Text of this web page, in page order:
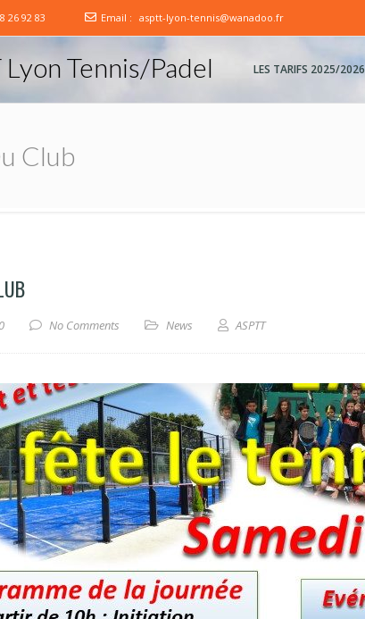
26 92 83 Email : asptt-lyon-tennis@wanadoo.fr
Lyon Tennis/Padel LES TARIFS 2025/2026
Club
No Comments News ASPTT